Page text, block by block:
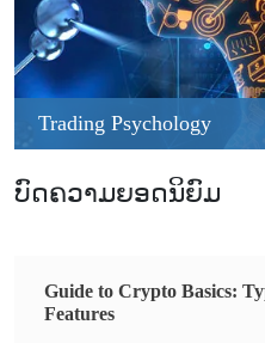
Trading Psychology
ບົດຄວາມຍອດນິຍົມ
Guide to Crypto Basics:
Features